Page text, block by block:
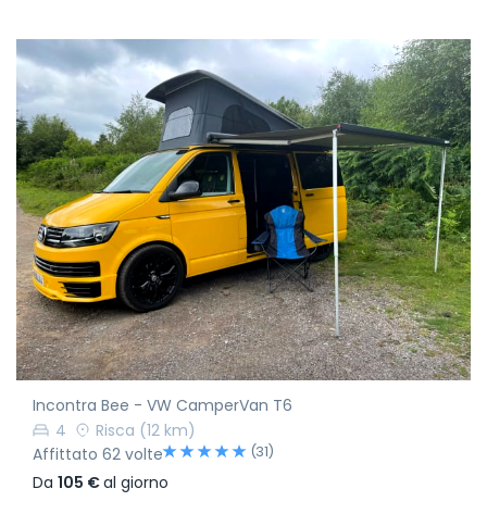
Incontra Bee - VW CamperVan T6
4
Risca (12 km)
Affittato 62 volte
(31)
Da 105 €al giorno